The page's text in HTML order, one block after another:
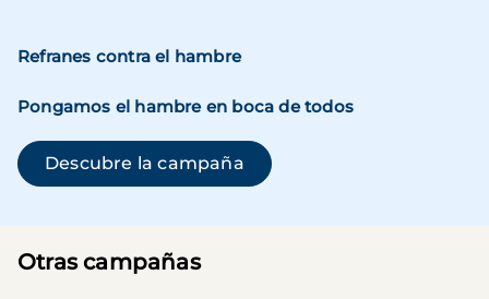
Refranes contra el hambre
Pongamos el hambre en boca de todos
Descubre la campaña(se abre en una ventana
Otras campañas